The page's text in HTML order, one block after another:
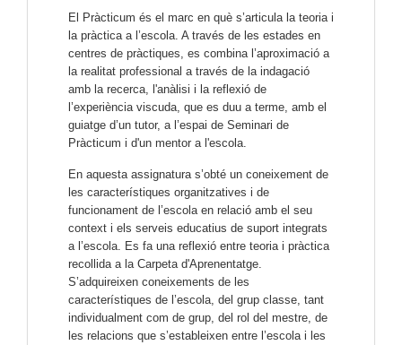
El Pràcticum és el marc en què s’articula la teoria i
la pràctica a l’escola. A través de les estades en
centres de pràctiques, es combina l’aproximació a
la realitat professional a través de la indagació
amb la recerca, l'anàlisi i la reflexió de
l’experiència viscuda, que es duu a terme, amb el
guiatge d’un tutor, a l’espai de Seminari de
Pràcticum i d'un mentor a l'escola.
En aquesta assignatura s’obté un coneixement de
les característiques organitzatives i de
funcionament de l’escola en relació amb el seu
context i els serveis educatius de suport integrats
a l’escola. Es fa una reflexió entre teoria i pràctica
recollida a la Carpeta d'Aprenentatge.
S’adquireixen coneixements de les
característiques de l’escola, del grup classe, tant
individualment com de grup, del rol del mestre, de
les relacions que s’estableixen entre l’escola i les